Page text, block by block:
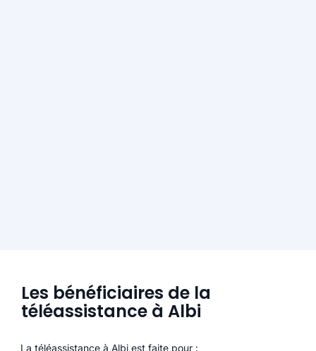
Les bénéficiaires de la
téléassistance à Albi
La téléassistance à Albi est faite pour :